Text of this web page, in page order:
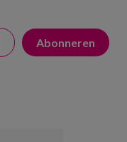
Abonneren